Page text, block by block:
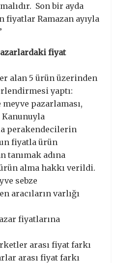
Son bir ayda
Ramazan ayıyla
fiyat
alan 5 ürün üzerinden
yaptı:
pazarlaması,
Kanunuyla
perakendecilerin
fiyatla ürün
tanımak adına
alma hakkı verildi.
sebze
aracıların varlığı
fiyatlarına
arası fiyat farkı
arası fiyat farkı